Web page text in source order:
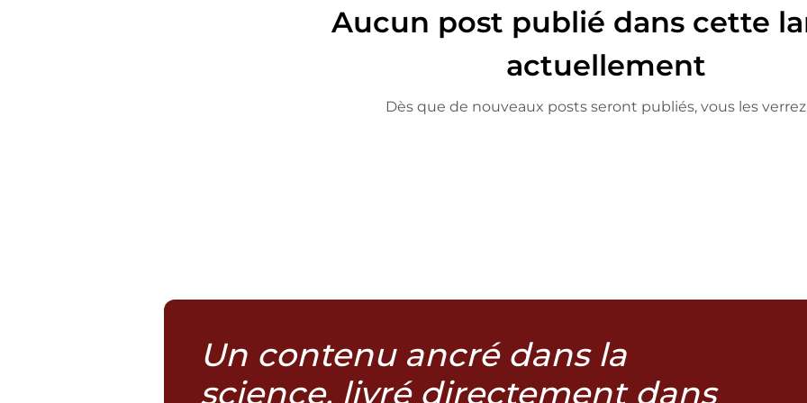
Aucun post publié dans cette
actuellement
Dès que de nouveaux posts seront publiés, vous les verrez
Un contenu ancré dans la
science, livré directement dans